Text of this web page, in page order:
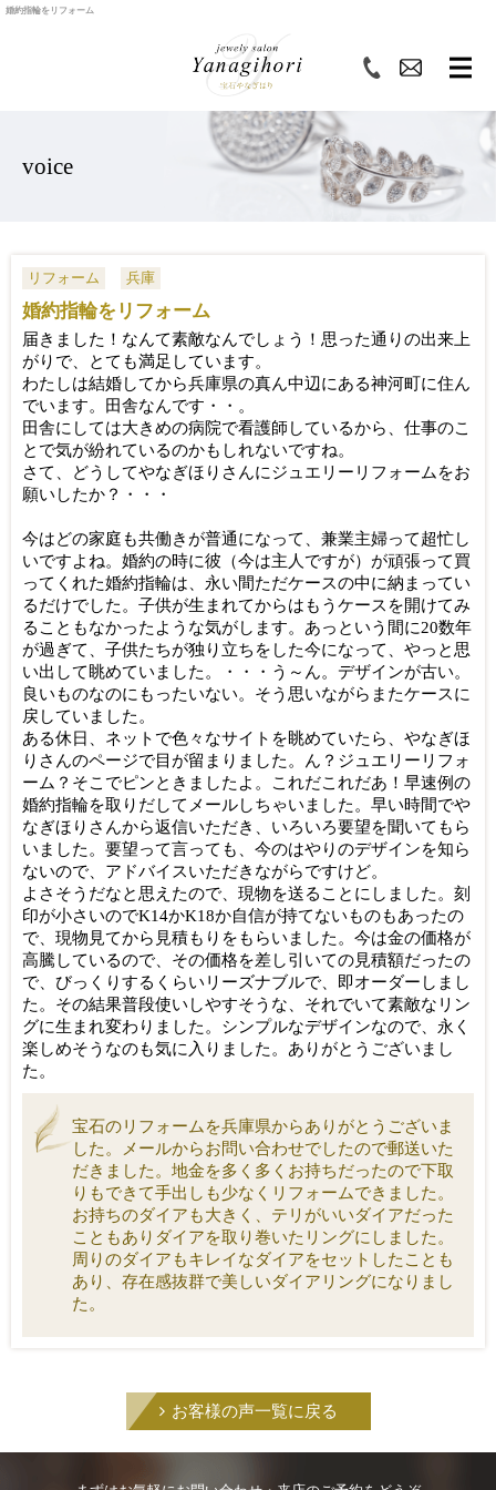
婚約指輪をリフォーム
voice
リフォーム 兵庫
婚約指輪をリフォーム
届きました！なんて素敵なんでしょう！ 思った通りの出来上
がりで、とても満足しています。
わたしは結婚してから兵庫県の真ん中辺にある神河町に住ん
でいます。田舎なんです・・。
田舎にしては大きめの病院で看護師しているから、 仕事のこ
とで気が紛れているのかもしれないですね。
さて、
どうしてやなぎほり さんにジュエリーリフォームをお
願いしたか？
・・・
今はどの家庭も共働きが普通になって、 兼業主婦って超忙し
いですよね。婚約の時に彼（今は主人ですが） が頑張って買
ってくれた婚約指輪は、 永い間ただケースの中に納まってい
るだけでした。 子供が生まれてからはもうケースを開けてみ
ることもなかったよう な気がします。あっという間に20数年
が過ぎて、 子供たちが独り立ちをした今になって、 やっと思
い出して眺めていました。・・・う～ん。 デザインが古い。
良いものなのにもったいない。 そう思いながらまたケースに
戻していました。
ある休日、ネットで色々なサイトを眺めていたら、 やなぎほ
り さんのページで目が留まりました。ん？ ジュエリーリフォ
ーム？そこでピンときましたよ。
これだこれだあ！ 早速例の
婚約指輪を取りだしてメールしちゃいました。 早い時間でや
なぎほり さんから返信いただき、 いろいろ要望を聞いてもら
いました。要望って言っても、 今のはやりのデザインを知ら
ないので、 アドバイスいただきながらですけど。
よさそうだなと思えたので、現物を送ることにしました。 刻
印が小さいのでK14かK18か自信が持てないものもあったの
で、現物見てから見積もりをもらいました。 今は金の価格が
高騰しているので、 その価格を差し引いての見積額だったの
で、 びっくりするくらいリーズナブルで、即オーダーしまし
た。 その結果普段使いしやすそうな、 それでいて素敵なリン
グに生まれ変わりました。 シンプルなデザインなので、 永く
楽しめそうなのも気に入りました。ありがとうございまし
た。
宝石のリフォームを兵庫県からありがとうございま
した。メールからお問い合わせでしたので郵送いた
だきました。地金を多く多くお持ちだったので下取
りもできて手出しも少なくリフォームできました。
お持ちのダイアも大きく、テリがいいダイアだった
こともありダイアを取り巻いたリングにしました。
周りのダイアもキレイなダイアをセットしたことも
あり、存在感抜群で美しいダイアリングになりまし
た。
お客様の声一覧に戻る